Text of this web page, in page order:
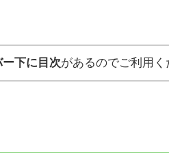
下に目次があるのでご利用く